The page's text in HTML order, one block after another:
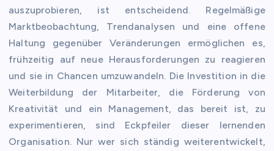
auszuprobieren, ist entscheidend. Regelmäßige
Marktbeobachtung, Trendanalysen und eine offene
Haltung gegenüber Veränderungen ermöglichen es,
frühzeitig auf neue Herausforderungen zu reagieren
und sie in Chancen umzuwandeln. Die Investition in die
Weiterbildung der Mitarbeiter, die Förderung von
Kreativität und ein Management, das bereit ist, zu
experimentieren, sind Eckpfeiler dieser lernenden
Organisation. Nur wer sich ständig weiterentwickelt,